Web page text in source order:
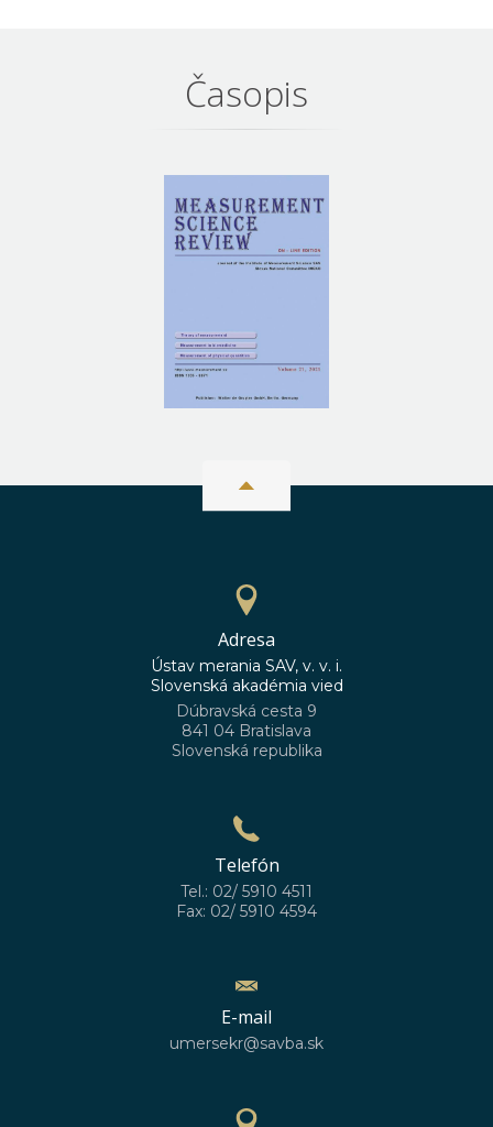
Časopis
Adresa
Ústav merania SAV, v. v. i.
Slovenská akadémia vied
Dúbravská cesta 9
841 04 Bratislava
Slovenská republika
Telefón
Tel.: 02/ 5910 4511
Fax: 02/ 5910 4594
E-mail
umersekr@savba.sk